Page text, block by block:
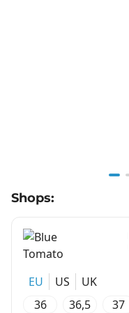
1
Shops:
EU US
UK
36
36,5 37